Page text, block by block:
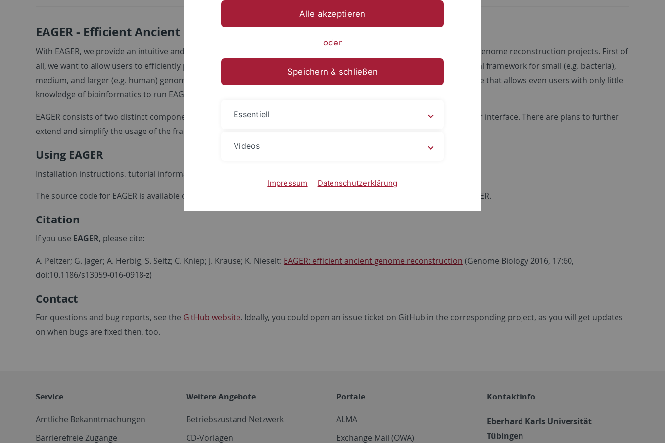
EAGER - Efficient Ancient Genome Reconstruction
With EAGER, we provide an intuitive and user-friendly way for researchers to address two problems in current ancient genome reconstruction projects. First of
all, we want to allow users to efficiently preprocess, map and analyze ancient genomic data using a standardized general framework for small (e.g. bacteria),
medium, and larger (e.g. human) genome reconstruction projects. Secondly, we want to provide a user-friendly interface that allows even users with only little
knowledge of bioinformatics to run EAGER without the necessity to fully understand all the underlying technical details.
EAGER consists of two distinct components that can be used separately to generate a workflow utilizing a graphical user interface. There are plans to further
extend and simplify the usage of the framework by integrating newly developed methods and tools.
Using EAGER
Installation instructions, tutorial information and the documentation are available in the
The source code for EAGER is available on , accompanied by the sources for all additional tools coming with EAGER.
Citation
If you use EAGER, please cite:
A. Peltzer; G. Jäger; A. Herbig; S. Seitz; C. Kniep; J. Krause; K. Nieselt: EAGER: efficient ancient genome reconstruction (Genome Biology 2016, 17:60,
doi:10.1186/s13059-016-0918-z)
Contact
For questions and bug reports, see the GitHub website. Ideally, you could open an issue ticket on GitHub in the corresponding project, as you will get updates
on when bugs are fixed then, too.
Service
Amtliche Bekanntmachungen
Barrierefreie Zugänge
Weitere Angebote
Betriebszustand Netzwerk
CD-Vorlagen
Portale
ALMA
Exchange Mail (OWA)
Kontaktinfo
Eberhard Karls Universität
Tübingen
Alle akzeptieren
oder
Speichern & schließen
Essentiell
Videos
Impressum Datenschutzerklärung